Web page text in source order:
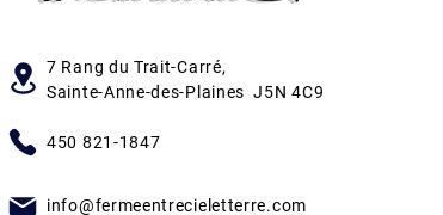
7 Rang du Trait-Carré,
Sainte-Anne-des-Plaines J5N 4C9
450 821-1847
info@fermeentrecieletterre.com